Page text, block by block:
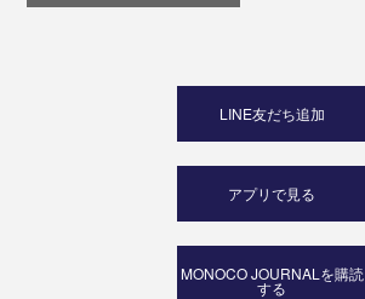
LINE友だち追加
アプリで見る
MONOCO JOURNALを購読
する